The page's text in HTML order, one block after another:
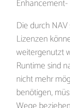
Die durch
Lizenzen
weitergenutzt
Runtime sind
nicht mehr
benötigen,